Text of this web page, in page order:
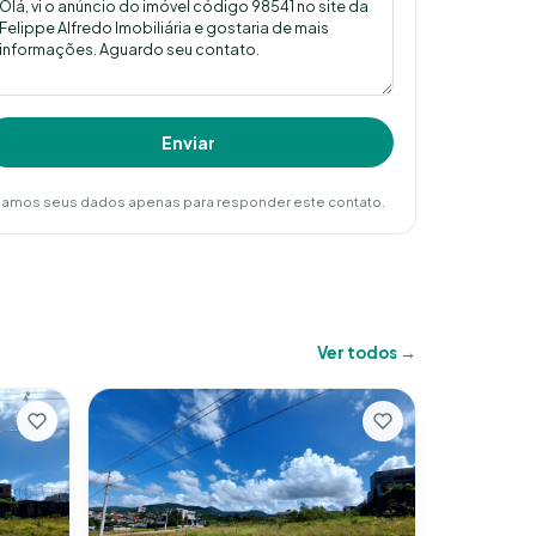
Enviar
seus dados apenas para responder este contato.
Ver todos →